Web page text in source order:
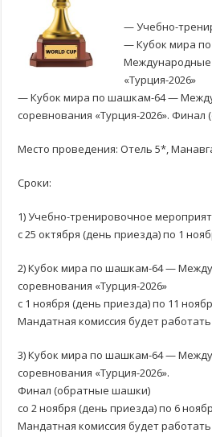
— Учебно-
— Кубок мира
Международные
«Турция-2026»
— Кубок мира по шашкам-64 —
соревнования «Турция-2026».
Место проведения: Отель 5*,
Сроки:
1) Учебно-тренировочное
с 25 октября (день приезда) по 1
2) Кубок мира по шашкам-64 —
соревнования «Турция-2026»
с 1 ноября (день приезда) по 11
Мандатная комиссия будет работать
3) Кубок мира по шашкам-64 —
соревнования «Турция-2026».
Финал (обратные шашки)
со 2 ноября (день приезда) по 6
Мандатная комиссия будет работать